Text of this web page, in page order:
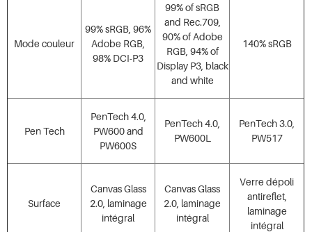
Mode couleur
99% sRGB, 96%
Adobe RGB,
98% DCI-P3
99% of sRGB
and Rec.709,
90% of Adobe
RGB, 94% of
Display P3, black
and white
140% sRGB
Pen Tech
PenTech 4.0,
PW600 and
PW600S
PenTech 4.0,
PW600L
PenTech 3.0,
PW517
Surface
Canvas Glass
2.0, laminage
intégral
Canvas Glass
2.0, laminage
intégral
Verre dépoli
antireflet,
laminage
intégral